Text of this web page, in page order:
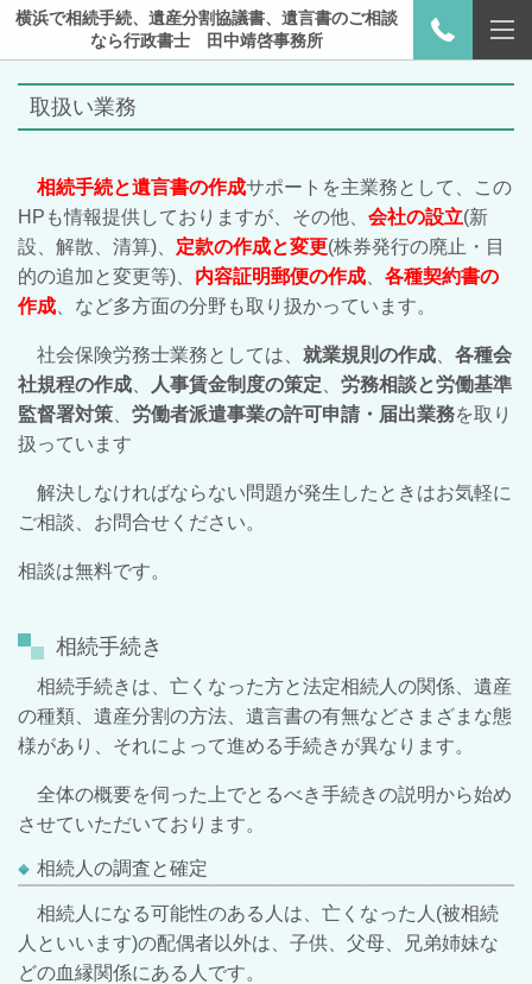
横浜で相続手続、遺産分割協議書、遺言書のご相談
なら行政書士 田中靖啓事務所
取扱い業務
相続手続と遺言書の作成サポートを主業務として、この
HPも情報提供しておりますが、その他、 会社の設立(新
設、解散、清算)、 定款の作成と変更(株券発行の廃止・目
的の追加と変更等)、 内容証明郵便の作成
各種契約書の
作成 、など多方面の分野も取り扱かっています。
社会保険労務士業務としては、 就業規則の作成
各種会
社規程の作成
人事賃金制度の策定
労務相談と労働基準
監督署対策
労働者派遣事業の許可申請・届出業務を取り
扱っています
解決しなければならない問題が発生したときはお気軽に
ご相談、お問合せください。
相談は無料です。
相続手続き
相続手続きは、亡くなった方と法定相続人の関係、遺産
の種類、遺産分割の方法、遺言書の有無などさまざまな態
様があり、それによって進める手続きが異なります。
全体の概要を伺った上でとるべき手続きの説明から始め
させていただいております。
相続人の調査と確定
相続人になる可能性のある人は、亡くなった人(被相続
人といいます)の配偶者以外は、子供、父母、兄弟姉妹な
どの血縁関係にある人です。